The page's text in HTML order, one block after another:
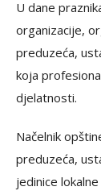
U dane
organizacije,
preduzeća,
koja
djelatnosti.
Načelnik
preduzeća,
jedinice